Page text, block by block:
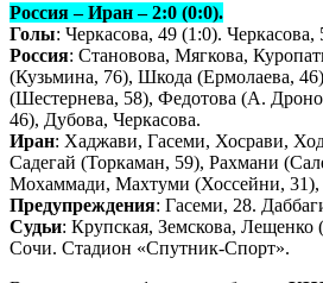
Россия – Иран – 2:0 (0:0).
Голы: Черкасова, 49 (1:0). Черкасова,
Россия: Становова, Мягкова,
(Кузьмина, 76), Шкода (Ермолаева,
(Шестернева, 58), Федотова (А.
46), Дубова, Черкасова.
Иран: Хаджави, Гасеми, Хосрави,
Садегай (Торкаман, 59), Рахмани
Мохаммади, Махтуми (Хоссейни,
Предупреждения: Гасеми, 28.
Судьи: Крупская, Земскова, Лещенко
Сочи. Стадион «Спутник-Спорт».